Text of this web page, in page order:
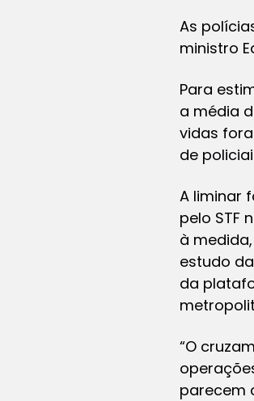
As
ministro
Para
a média
vidas
de
A liminar
pelo STF
à
estudo
da
“O
parecem